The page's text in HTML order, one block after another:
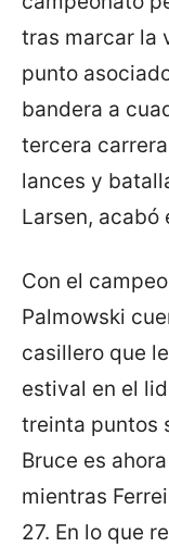
tras marcar la
punto
bandera a
tercera
lances y
Larsen, acabó
Con el
Palmowski
casillero que
estival en el
treinta puntos
Bruce es
mientras
27. En lo que